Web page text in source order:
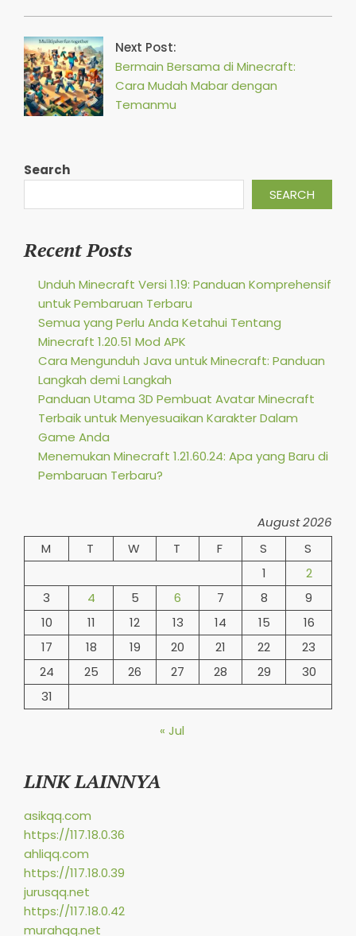
Next Post:
Bermain Bersama di Minecraft:
Cara Mudah Mabar dengan
Temanmu
Search
SEARCH
Recent Posts
Unduh Minecraft Versi 1.19: Panduan Komprehensif
untuk Pembaruan Terbaru
Semua yang Perlu Anda Ketahui Tentang
Minecraft 1.20.51 Mod APK
Cara Mengunduh Java untuk Minecraft: Panduan
Langkah demi Langkah
Panduan Utama 3D Pembuat Avatar Minecraft
Terbaik untuk Menyesuaikan Karakter Dalam
Game Anda
Menemukan Minecraft 1.21.60.24: Apa yang Baru di
Pembaruan Terbaru?
August 2026
M
T W T F S
S
1
2
3
4 5 6 7 8
9
10
11 12 13 14 15
16
17
18 19 20 21 22
23
24
25 26 27 28 29
30
31
« Jul
LINK LAINNYA
asikqq.com
https://117.18.0.36
ahliqq.com
https://117.18.0.39
jurusqq.net
https://117.18.0.42
murahqq.net